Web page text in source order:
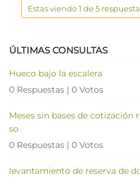
Estas viendo 1 de 5
ÚLTIMAS CONSULTAS
Hueco bajo la escalera
0 Respuestas | 0 Votos
Meses sin bases de cotización
so
0 Respuestas | 0 Votos
levantamiento de reserva de